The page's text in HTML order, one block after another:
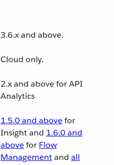
3.6.x and above.
Cloud only.
2.x and above for API
Analytics
1.5.0 and abovefor
Insight and 1.6.0 and
abovefor Flow
Managementand all